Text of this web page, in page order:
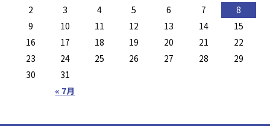
« 7月
2
3 4 5 6 7
8
9
10 11 12 13 14
15
16
17 18 19 20 21
22
23
24 25 26 27 28
29
30
31